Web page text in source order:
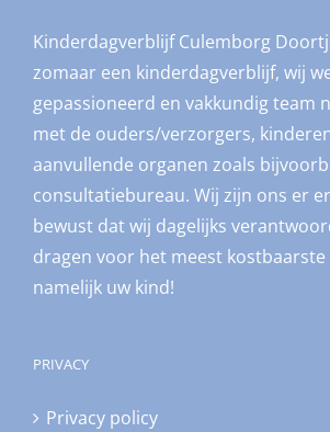
Kinderdagverblijf Culemborg
zomaar een kinderdagverblijf, wij
gepassioneerd en vakkundig team
met de ouders/verzorgers,
aanvullende organen zoals
consultatiebureau. Wij zijn ons er
bewust dat wij dagelijks
dragen voor het meest kostbaarste
namelijk uw kind!
PRIVACY
Privacy policy